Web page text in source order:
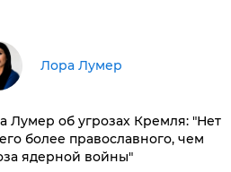
​Лора Лумер
Лумер об угрозах Кремля: "Нет
более православного, чем
ядерной войны"